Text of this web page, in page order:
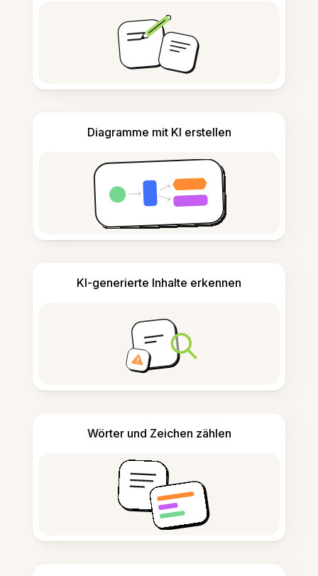
Diagramme mit KI erstellen
KI-generierte Inhalte erkennen
Wörter und Zeichen zählen